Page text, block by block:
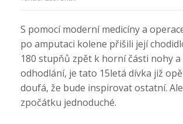
S pomocí moderní medicíny a
po amputaci kolene přišili její
180 stupňů zpět k horní části nohy
odhodlání, je tato 15letá dívka již
doufá, že bude inspirovat ostatní.
zpočátku jednoduché.